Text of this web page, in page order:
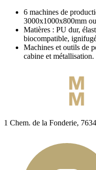
6 machines de
3000x1000x800mm
Matières : PU dur,
biocompatible,
Machines et outils de
cabine et métallisation.
1 Chem. de la Fonderie,